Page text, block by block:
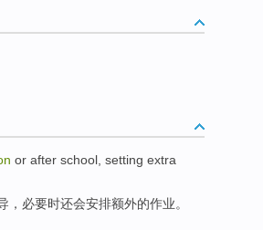
or after school, setting extra
， 必要时还会安排额外的作业。